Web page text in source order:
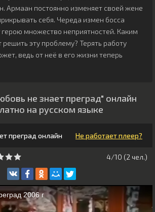
Армаан постоянно изменяет своей жене
себя. Череда измен босса
герою множество неприятностей. Каким
эту проблему? Терять работу
ведь от неё в его жизни теперь
не знает преград" онлайн
на русском языке
преград онлайн Не работает плеер?
4/10 (2 чeл.)